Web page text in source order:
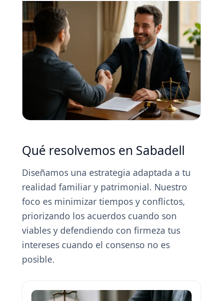
Qué resolvemos en Sabadell
Diseñamos una estrategia adaptada a tu
realidad familiar y patrimonial. Nuestro
foco es minimizar tiempos y conflictos,
priorizando los acuerdos cuando son
viables y defendiendo con firmeza tus
intereses cuando el consenso no es
posible.